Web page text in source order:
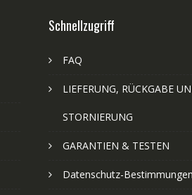
Schnellzugriff
FAQ
LIEFERUNG, RÜCKGABE
STORNIERUNG
GARANTIEN & TESTEN
Datenschutz-Bestimmungen